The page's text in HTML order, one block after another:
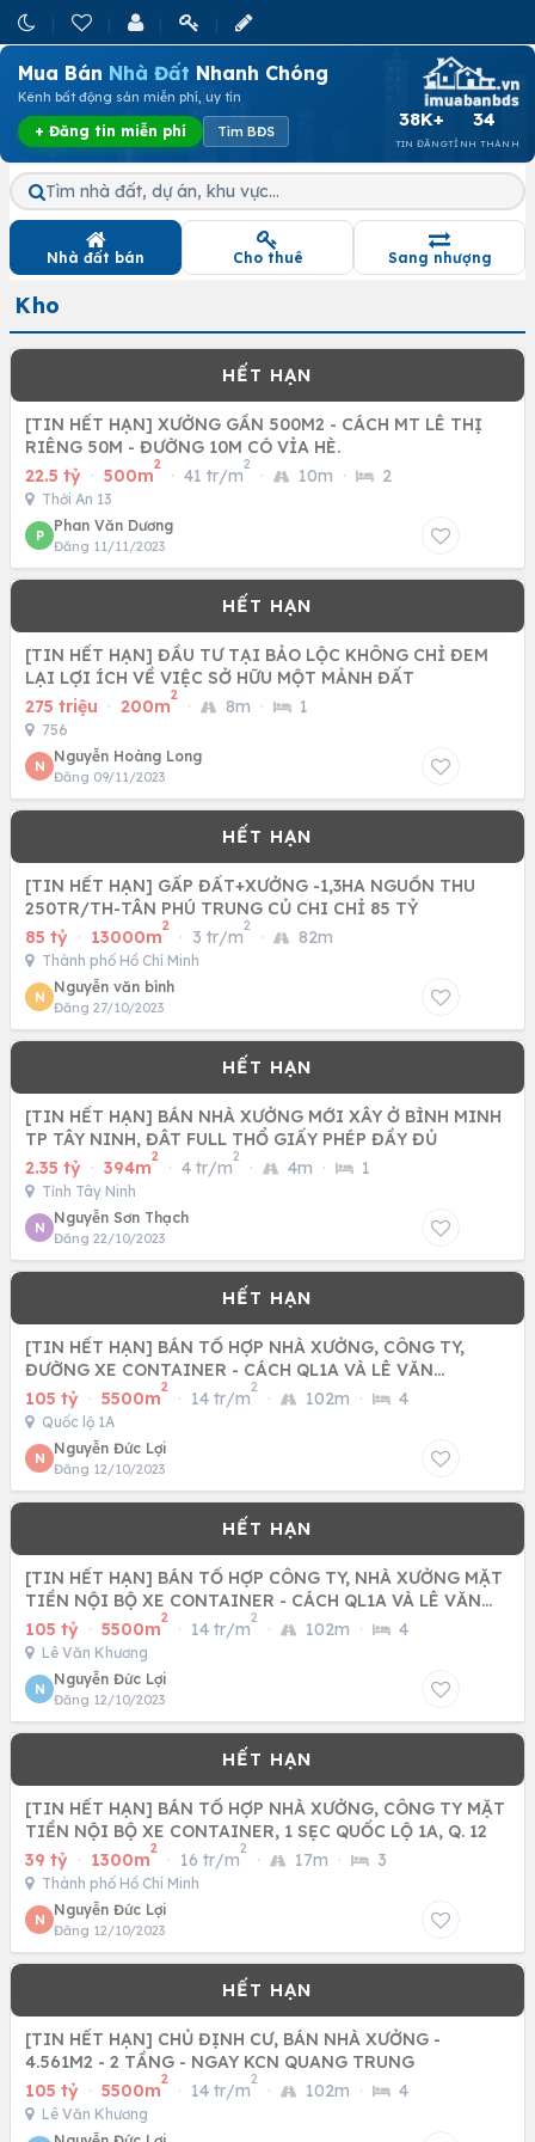
Mua Bán Nhà Đất Nhanh Chóng
Kênh bất động sản miễn phí, uy tín
+ Đăng tin miễn phí Tìm BĐS
38K+
TIN ĐĂNG
34
TỈNH THÀNH
Tìm nhà đất, dự án, khu vực…
Nhà đất bán Cho thuê Sang nhượng
Kho
[TIN HẾT HẠN] XƯỞNG GẦN 500M2 - CÁCH MT LÊ THỊ
RIÊNG 50M - ĐƯỜNG 10M CÓ VỈA HÈ.
22.5 tỷ · 500m
2
· 41 tr/m
2
· 10m · 2
Thới An 13
P
Phan Văn Dương
Đăng 11/11/2023
[TIN HẾT HẠN] ĐẦU TƯ TẠI BẢO LỘC KHÔNG CHỈ ĐEM
LẠI LỢI ÍCH VỀ VIỆC SỞ HỮU MỘT MẢNH ĐẤT
275 triệu · 200m
2
· 8m · 1
756
N
Nguyễn Hoàng Long
Đăng 09/11/2023
[TIN HẾT HẠN] GẤP ĐẤT+XƯỞNG -1,3HA NGUỒN THU
250TR/TH-TÂN PHÚ TRUNG CỦ CHI CHỈ 85 TỶ
85 tỷ · 13000m
2
· 3 tr/m
2
· 82m
Thành phố Hồ Chí Minh
N
Nguyễn văn bình
Đăng 27/10/2023
[TIN HẾT HẠN] BÁN NHÀ XƯỞNG MỚI XÂY Ở BÌNH MINH
TP TÂY NINH, ĐÂT FULL THỔ GIẤY PHÉP ĐẦY ĐỦ
2.35 tỷ · 394m
2
· 4 tr/m
2
· 4m · 1
Tỉnh Tây Ninh
N
Nguyễn Sơn Thạch
Đăng 22/10/2023
[TIN HẾT HẠN] BÁN TỔ HỢP NHÀ XƯỞNG, CÔNG TY,
ĐƯỜNG XE CONTAINER - CÁCH QL1A VÀ LÊ VĂN
KHƯƠNG 4KM
105 tỷ · 5500m
2
· 14 tr/m
2
· 102m · 4
Quốc lộ 1A
N
Nguyễn Đức Lợi
Đăng 12/10/2023
[TIN HẾT HẠN] BÁN TỔ HỢP CÔNG TY, NHÀ XƯỞNG MẶT
TIỀN NỘI BỘ XE CONTAINER - CÁCH QL1A VÀ LÊ VĂN
KHƯƠNG 4KM
105 tỷ · 5500m
2
· 14 tr/m
2
· 102m · 4
Lê Văn Khương
N
Nguyễn Đức Lợi
Đăng 12/10/2023
[TIN HẾT HẠN] BÁN TỔ HỢP NHÀ XƯỞNG, CÔNG TY MẶT
TIỀN NỘI BỘ XE CONTAINER, 1 SẸC QUỐC LỘ 1A, Q. 12
39 tỷ · 1300m
2
· 16 tr/m
2
· 17m · 3
Thành phố Hồ Chí Minh
N
Nguyễn Đức Lợi
Đăng 12/10/2023
[TIN HẾT HẠN] CHỦ ĐỊNH CƯ, BÁN NHÀ XƯỞNG -
4.561M2 - 2 TẦNG - NGAY KCN QUANG TRUNG
105 tỷ · 5500m
2
· 14 tr/m
2
· 102m · 4
Lê Văn Khương